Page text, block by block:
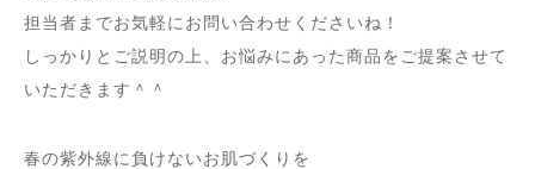
担当者までお気軽にお問い合わせくださいね！
しっかりとご説明の上、お悩みにあった商品をご提案させて
いただきます＾＾
春の紫外線に負けないお肌づくりを